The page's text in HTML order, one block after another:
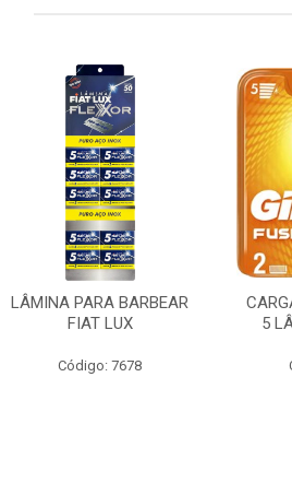
LÂMINA PARA BARBEAR
FIAT LUX
Código: 7678
5